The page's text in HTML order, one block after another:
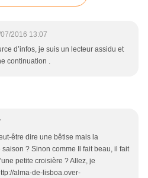
2016 13:07
d’infos, je suis un lecteur assidu et
continuation .
être dire une bêtise mais la
? Sinon comme Il fait beau, il fait
petite croisière ? Allez, je
alma-de-lisboa.over-